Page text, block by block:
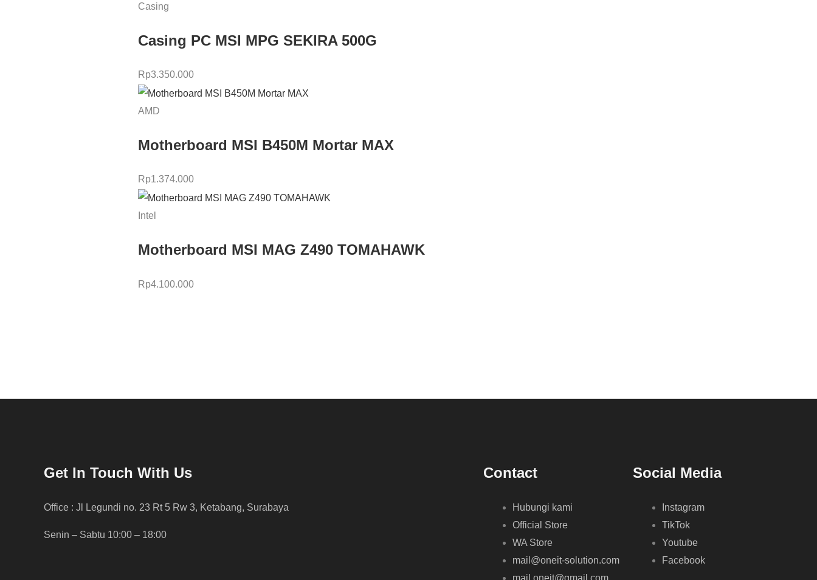
Casing
Casing PC MSI MPG SEKIRA 500G
Rp3.350.000
AMD
Motherboard MSI B450M Mortar MAX
Rp1.374.000
Intel
Motherboard MSI MAG Z490 TOMAHAWK
Rp4.100.000
Get In Touch With Us
Office : Jl Legundi no. 23 Rt 5 Rw 3, Ketabang, Surabaya
Senin – Sabtu 10:00 – 18:00
Contact
Hubungi kami
Official Store
WA Store
mail@oneit-solution.com
mail.oneit@gmail.com
Social Media
Instagram
TikTok
Youtube
Facebook